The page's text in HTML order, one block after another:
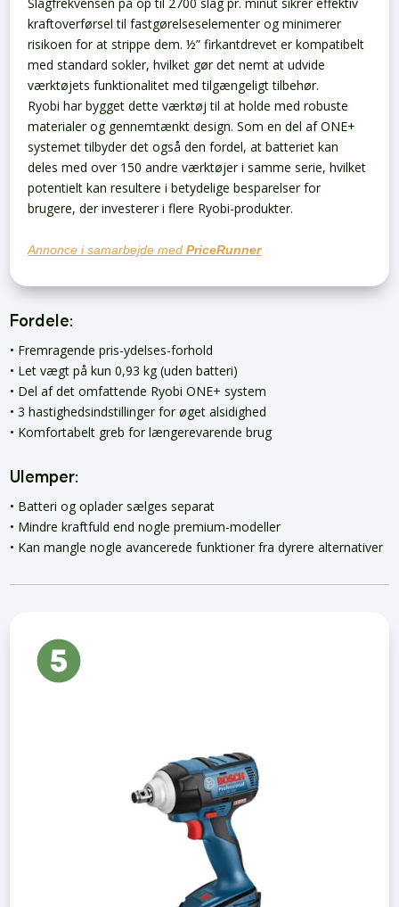
kraftoverførsel til fastgørelseselementer og minimerer
risikoen for at strippe dem. ½” firkantdrevet er kompatibelt
med standard sokler, hvilket gør det nemt at udvide
værktøjets funktionalitet med tilgængeligt tilbehør.
Ryobi har bygget dette værktøj til at holde med robuste
materialer og gennemtænkt design. Som en del af ONE+
systemet tilbyder det også den fordel, at batteriet kan
deles med over 150 andre værktøjer i samme serie, hvilket
potentielt kan resultere i betydelige besparelser for
brugere, der investerer i flere Ryobi-produkter.
Annonce i samarbejde medPriceRunner
Fordele:
• Fremragende pris-ydelses-forhold
• Let vægt på kun 0,93 kg (uden batteri)
• Del af det omfattende Ryobi ONE+ system
• 3 hastighedsindstillinger for øget alsidighed
• Komfortabelt greb for længerevarende brug
Ulemper:
• Batteri og oplader sælges separat
• Mindre kraftfuld end nogle premium-modeller
• Kan mangle nogle avancerede funktioner fra dyrere alternativer